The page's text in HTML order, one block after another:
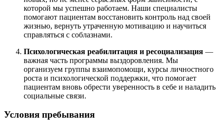
которой мы успешно работаем. Наши специалисты
помогают пациентам восстановить контроль над своей
жизнью, вернуть утраченную мотивацию и научиться
справляться с соблазнами.
Психологическая реабилитация и ресоциализация —
важная часть программы выздоровления. Мы
организуем группы взаимопомощи, курсы личностного
роста и психологической поддержки, что помогает
пациентам вновь обрести уверенность в себе и наладить
социальные связи.
Условия пребывания